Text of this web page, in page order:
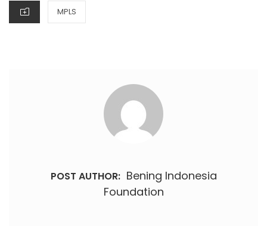
MPLS
POST AUTHOR: Bening Indonesia
Foundation